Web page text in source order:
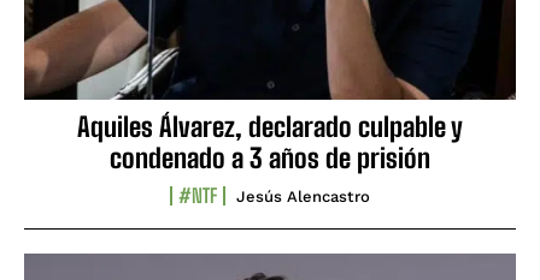
Aquiles Álvarez, declarado culpable y
condenado a 3 años de prisión
#NTF Jesús Alencastro